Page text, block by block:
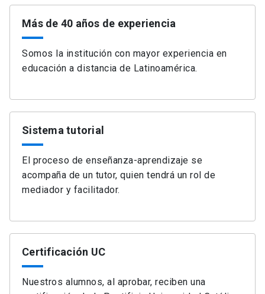
Más de 40 años de experiencia
Somos la institución con mayor experiencia en
educación a distancia de Latinoamérica.
Sistema tutorial
El proceso de enseñanza-aprendizaje se
acompaña de un tutor, quien tendrá un rol de
mediador y facilitador.
Certificación UC
Nuestros alumnos, al aprobar, reciben una